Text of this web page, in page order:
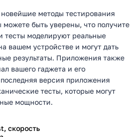
методы тестирования
можете быть уверены, что получите
тесты моделируют реальные
вашем устройстве и могут дать
результаты. Приложения также
вашего гаджета и его
версия приложения
тесты, которые могут
мощности.
скорость